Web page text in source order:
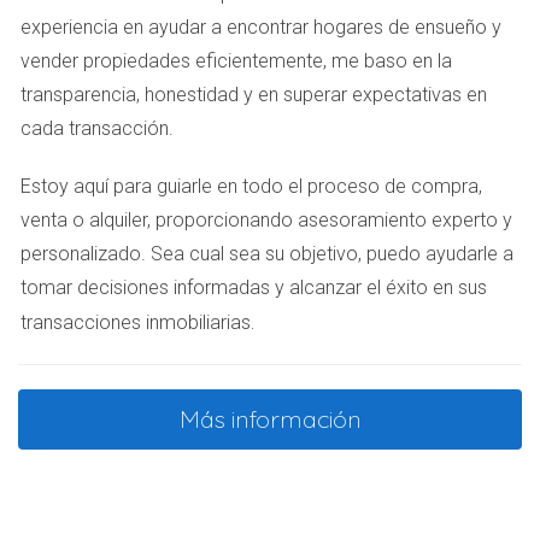
Caso Práctico 1: Inversión en bienes raíces
La inversión en bienes raíces es popular en República
Dominicana. En áreas como Punta Cana y Santo
Un amigo compró un apartamento en Bávaro hace tres
años por $120,000. Hoy, podría venderlo por $180,000
debido al auge turístico.
Caso Práctico 2: Franquicias locales
conocido abrió una franquicia de café en Santiago. Con
una inversión inicial de $30,000, ha logrado recuperar su
experiencia en ayudar a encontrar hogares de ensueño y
vender propiedades eficientemente, me baso en la
transparencia, honestidad y en superar expectativas en
cada transacción.
Estoy aquí para guiarle en todo el proceso de compra,
venta o alquiler, proporcionando asesoramiento experto y
personalizado. Sea cual sea su objetivo, puedo ayudarle a
tomar decisiones informadas y alcanzar el éxito en sus
transacciones inmobiliarias
Más información